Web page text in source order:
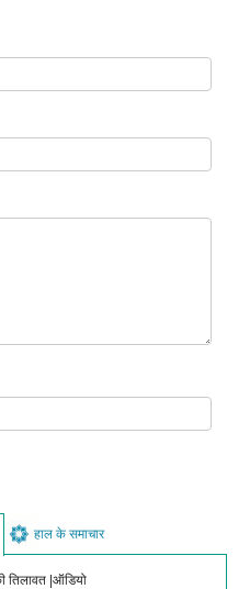
हाल के समाचार
तिलावत |ऑडियो